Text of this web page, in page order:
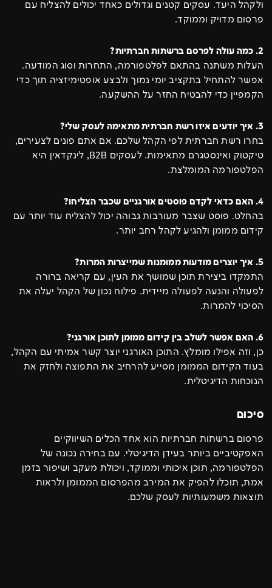
ולקהל היעד. עסקים קטנים וגדולים כאחד יכולים להצליח עם
פרסום מדויק וממוקד.
2. כמה עולה לפרסם ברשתות חברתיות?
העלות משתנה בהתאם לפלטפורמה, התחרות וסוג המודעה.
אפשר להתחיל בתקציב יומי נמוך ולבצע אופטימיזציה תוך כדי
הקמפיין כדי להבטיח החזר על ההשקעה.
3. איך יודעים איזו רשת חברתית מתאימה לעסק שלי?
בחרו רשת חברתית לפי הקהל שלכם. אם אתם פונים לצעירים,
טיקטוק ואינסטגרם מתאימות. לעסקים B2B, לינקדאין היא
הפלטפורמה המומלצת.
4. האם כדאי לקדם פוסטים אורגניים שכבר הצליחו?
בהחלט. פוסט שצבר מעורבות גבוהה יכול להצליח עוד יותר עם
קידום ממומן ולהגיע לקהל רחב יותר.
5. איך יוצרים מודעות ממומנות שמייצרות המרות?
התמקדו ביצירת תוכן שמושך את העין, עם קריאה ברורה
לפעולה והנעה לפעולה מיידית. פילוח נכון של הקהל יעלה את
הסיכוי להמרות.
6. האם אפשר לשלב בין קידום ממומן לתוכן אורגני?
כן, וזה אפילו מומלץ. התוכן האורגני יוצר קשר אמיתי עם הקהל,
בעוד הקידום הממומן מסייע להרחיב את התפוצה ולחזק את
הנוכחות הדיגיטלית.
סיכום
פרסום ברשתות חברתיות הוא אחד הכלים השיווקיים
האפקטיביים ביותר בעידן הדיגיטלי. עם בחירה נכונה של
הפלטפורמה, תוכן איכותי וממוקד, ויכולת מעקב ושיפור בזמן
אמת, תוכלו להפיק את המירב מהפרסום הממומן ולראות
תוצאות משמעותיות לעסק שלכם.